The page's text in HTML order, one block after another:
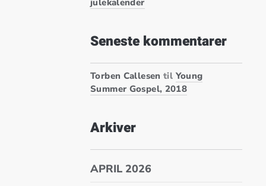
SOMMEREN 2017 FOR DEN GODE SAG
julekalender
Seneste kommentarer
Torben Callesen tilYoung
Summer Gospel, 2018
Arkiver
APRIL 2026